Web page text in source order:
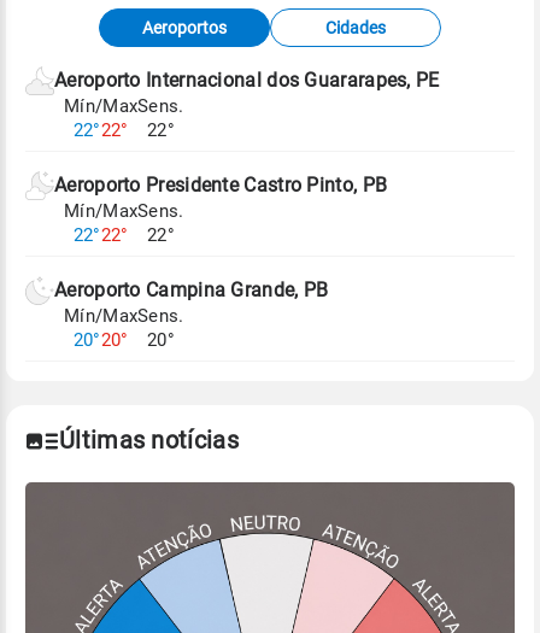
Fonte: dados combinados de estações
meteorológicas e satélite do Centro de Previsão
de Tempo e Estudos Climáticos (CPTEC).
Para obter mais informações sobre os dados
Aeroportos Cidades
Aeroporto Internacional dos Guararapes, PE
Mín/Max
22°22°
Sens.
22°
Aeroporto Presidente Castro Pinto, PB
Mín/Max
22°22°
Sens.
22°
Aeroporto Campina Grande, PB
Mín/Max
20°20°
Sens.
20°
Últimas notícias